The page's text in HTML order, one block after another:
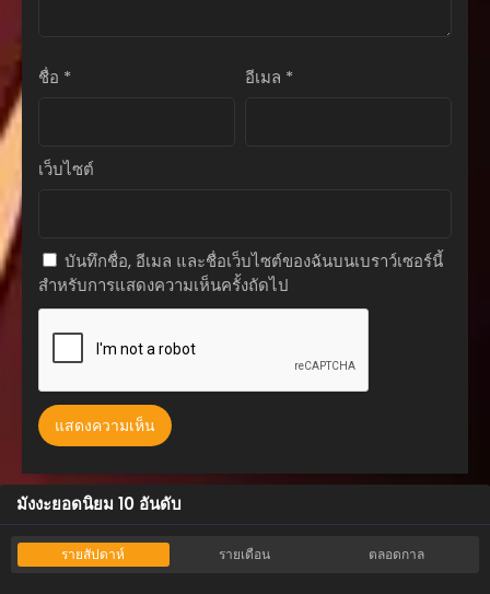
ตอนที่ 31
มิถุนายน 20, 2026
ตอนที่ 28
มิถุนายน 20, 2026
ตอนที่ 27
ตอนที่ 26
ตอนที่ 25
มิถุนายน 20, 2026
ตอนที่ 24
ชื่อ * อีเมล *
เว็บไซต์
บันทึกชื่อ, อีเมล และชื่อเว็บไซต์ของฉันบนเบราว์เซอร์นี้
สำหรับการแสดงความเห็นครั้งถัดไป
มังงะยอดนิยม 10 อันดับ
รายสัปดาห์ รายเดือน ตลอดกาล